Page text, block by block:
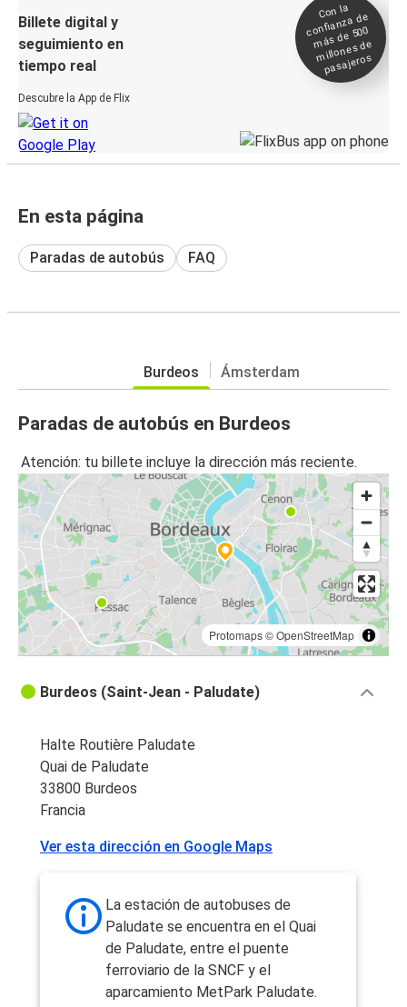
Billete digital y
seguimiento en
tiempo real
Descubre la App de Flix
Con la
confianza de
más de 500
millones de
pasajeros
En esta página
Paradas de autobús FAQ
Burdeos Ámsterdam
Paradas de autobús en Burdeos
Atención: tu billete incluye la dirección más reciente.
Protomaps©OpenStreetMap
Burdeos (Saint-Jean - Paludate)
Halte Routière Paludate
Quai de Paludate
33800 Burdeos
Francia
Ver esta dirección en Google Maps
La estación de autobuses de
Paludate se encuentra en el Quai
de Paludate, entre el puente
ferroviario de la SNCF y el
aparcamiento MetPark Paludate.